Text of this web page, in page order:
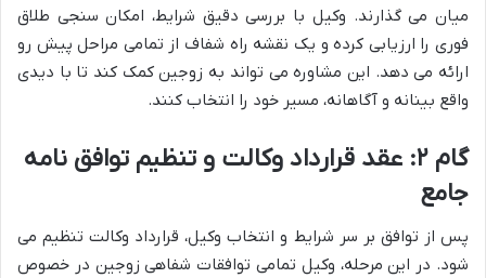
میان می گذارند. وکیل با بررسی دقیق شرایط، امکان سنجی طلاق
فوری را ارزیابی کرده و یک نقشه راه شفاف از تمامی مراحل پیش رو
ارائه می دهد. این مشاوره می تواند به زوجین کمک کند تا با دیدی
واقع بینانه و آگاهانه، مسیر خود را انتخاب کنند.
گام ۲: عقد قرارداد وکالت و تنظیم توافق نامه
جامع
پس از توافق بر سر شرایط و انتخاب وکیل، قرارداد وکالت تنظیم می
شود. در این مرحله، وکیل تمامی توافقات شفاهی زوجین در خصوص